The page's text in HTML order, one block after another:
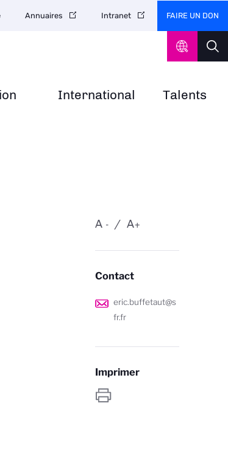
International Talents
Annuaires Intranet FAIRE UN DON
-
A +
A
Contact
eric.buffetaut@s
fr.fr
Imprimer